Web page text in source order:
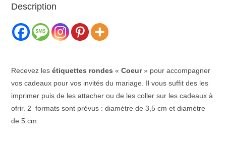
Description
Recevez lesétiquettes rondes «Coeur» pour accompagner
vos cadeaux pour vos invités du mariage. Il vous suffit des les
imprimer puis de les attacher ou de les coller sur les cadeaux à
ofrir. 2 formats sont prévus : diamètre de 3,5 cm et diamètre
de 5 cm.